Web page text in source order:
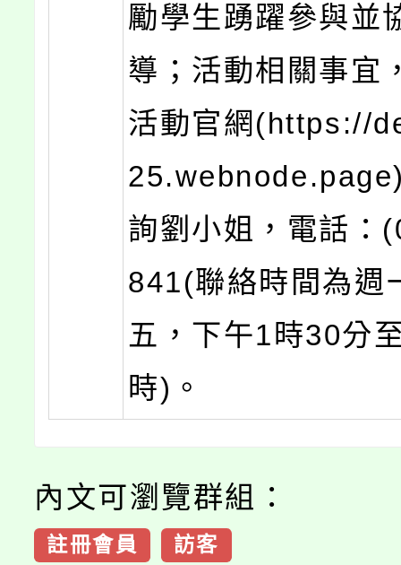
勵學生踴躍參與並
導；活動相關事宜
活動官網(https://
詢劉小姐，電話：
841(聯絡時間為週
五，下午1時30分
時)。
內文可瀏覽群組：
註冊會員 訪客